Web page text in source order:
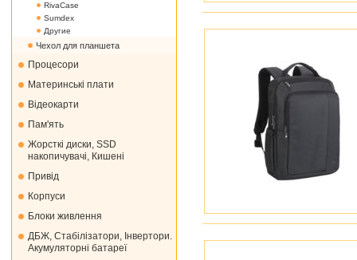
RivaCase
Sumdex
Другие
Чехол для планшета
Процесори
Материнські плати
Відеокарти
Пам'ять
Жорсткі диски, SSD
накопичувачі, Кишені
Привід
Корпуси
Блоки живлення
ДБЖ, Стабілізатори, Інвертори.
Акумуляторні батареї